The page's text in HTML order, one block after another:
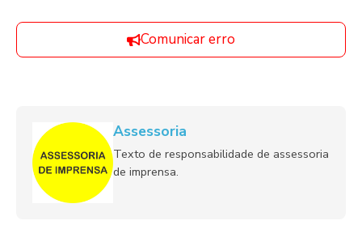
Comunicar erro
Assessoria
Texto de responsabilidade de assessoria
de imprensa.